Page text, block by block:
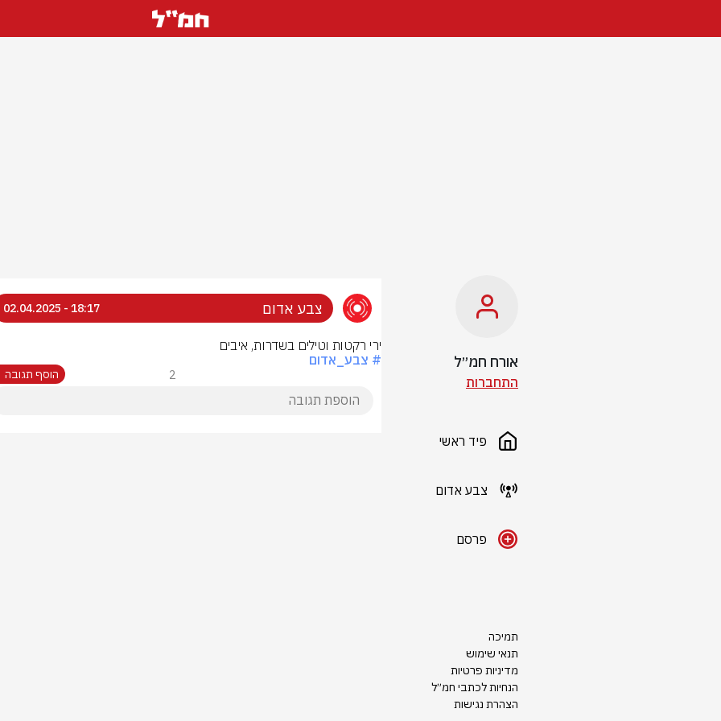
אורח חמ״ל
התחברות
פיד ראשי
צבע אדום
פרסם
תמיכה
תנאי שימוש
מדיניות פרטיות
הנחיות לכתבי חמ״ל
הצהרת נגישות
צבע אדום 18:17 - 02.04.2025
ירי רקטות וטילים בשדרות, איבים
# צבע_אדום
2 הוסף תגובה